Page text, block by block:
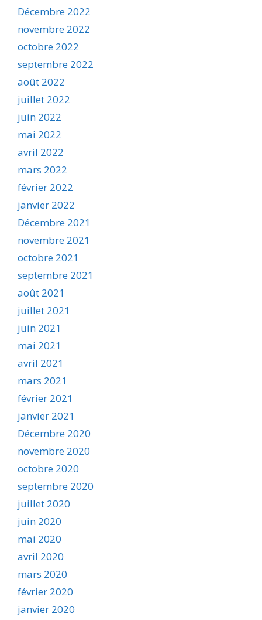
Décembre 2022
novembre 2022
octobre 2022
septembre 2022
août 2022
juillet 2022
juin 2022
mai 2022
avril 2022
mars 2022
février 2022
janvier 2022
Décembre 2021
novembre 2021
octobre 2021
septembre 2021
août 2021
juillet 2021
juin 2021
mai 2021
avril 2021
mars 2021
février 2021
janvier 2021
Décembre 2020
novembre 2020
octobre 2020
septembre 2020
juillet 2020
juin 2020
mai 2020
avril 2020
mars 2020
février 2020
janvier 2020